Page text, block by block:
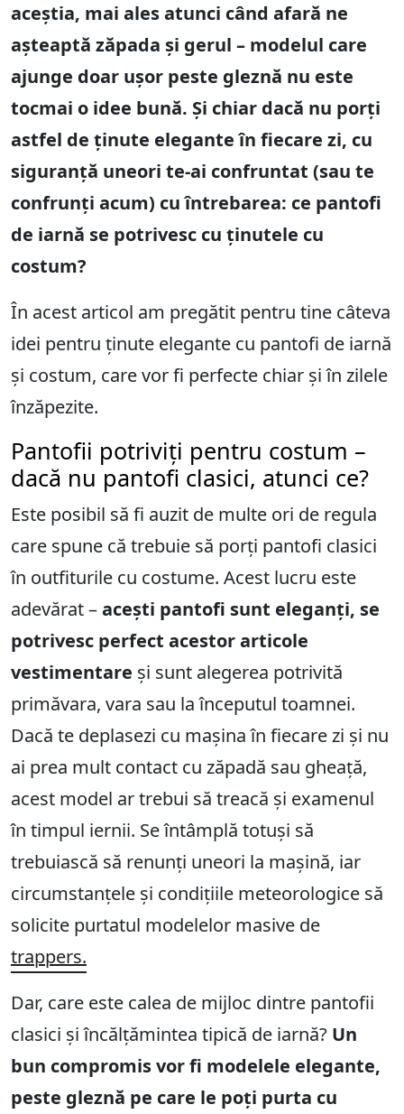
aceștia, mai ales atunci când afară ne
așteaptă zăpada și gerul – modelul care
ajunge doar ușor peste gleznă nu este
tocmai o idee bună. Și chiar dacă nu porți
astfel de ținute elegante în fiecare zi, cu
siguranță uneori te-ai confruntat (sau te
confrunți acum) cu întrebarea: ce pantofi
de iarnă se potrivesc cu ținutele cu
costum?
În acest articol am pregătit pentru tine câteva
idei pentru ținute elegante cu pantofi de iarnă
și costum, care vor fi perfecte chiar și în zilele
înzăpezite.
Pantofii potriviți pentru costum –
dacă nu pantofi clasici, atunci ce?
Este posibil să fi auzit de multe ori de regula
care spune că trebuie să porți pantofi clasici
în outfiturile cu costume. Acest lucru este
adevărat –acești pantofi sunt eleganți, se
potrivesc perfect acestor articole
vestimentare și sunt alegerea potrivită
primăvara, vara sau la începutul toamnei.
Dacă te deplasezi cu mașina în fiecare zi și nu
ai prea mult contact cu zăpadă sau gheață,
acest model ar trebui să treacă și examenul
în timpul iernii. Se întâmplă totuși să
trebuiască să renunți uneori la mașină, iar
circumstanțele și condițiile meteorologice să
solicite purtatul modelelor masive de
trappers.
Dar, care este calea de mijloc dintre pantofii
clasici și încălțămintea tipică de iarnă? Un
bun compromis vor fi modelele elegante,
peste gleznă pe care le poți purta cu